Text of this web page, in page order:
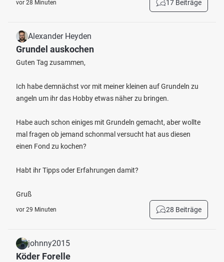
vor 28 Minuten 17 Beiträge
Alexander Heyden
Grundel auskochen
Guten Tag zusammen,
Ich habe demnächst vor mit meiner kleinen auf Grundeln zu
angeln um ihr das Hobby etwas näher zu bringen.
Habe auch schon einiges mit Grundeln gemacht, aber wollte
mal fragen ob jemand schonmal versucht hat aus diesen
einen Fond zu kochen?
Habt ihr Tipps oder Erfahrungen damit?
Gruß
vor 29 Minuten 28 Beiträge
johnny2015
Köder Forelle